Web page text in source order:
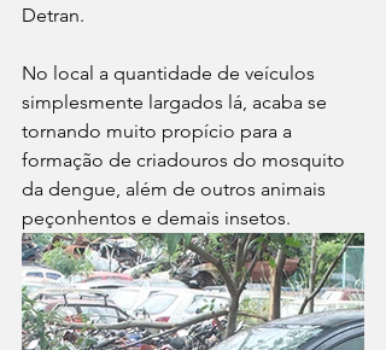
Detran.
No local a quantidade de veículos
simplesmente largados lá, acaba se
tornando muito propício para a
formação de criadouros do mosquito
da dengue, além de outros animais
peçonhentos e demais insetos.